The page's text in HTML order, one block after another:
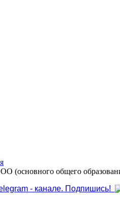
(основного общего
- канале. Подпишись!